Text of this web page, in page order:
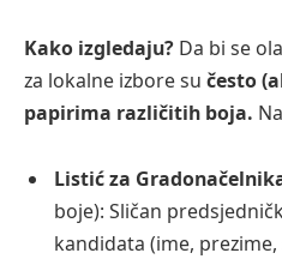
Kako izgledaju? Da bi se
za lokalne izbore su često
papirima različitih boja.
Listić za
boje): Sličan
kandidata (ime,